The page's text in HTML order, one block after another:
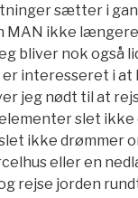
sætter i gang
MAN ikke længere
bliver nok også
er interesseret i at
jeg nødt til at
slet ikke
ikke drømmer
eller en
rejse jorden